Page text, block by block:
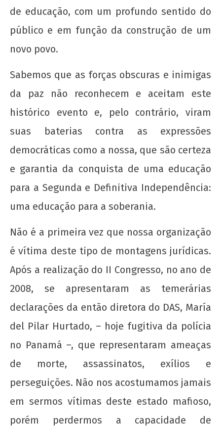
Nota Política da UJC - PARA ALÉM DA
SUSPENSÃO: Pela revogação imediata do
"Novo" Ensino Médio!
22 de
de
wp-
admin
UNE na luta: pela Universidade Popular e pelo
22 de
agosto
de
2012
admin
de educação, com um profundo sentido do
público e em função da construção de um
novo povo.
Sabemos que as forças obscuras e inimigas
da paz não reconhecem e aceitam este
histórico evento e, pelo contrário, viram
suas baterias contra as expressões
democráticas como a nossa, que são certeza
e garantia da conquista de uma educação
para a Segunda e Definitiva Independência:
uma educação para a soberania.
Não é a primeira vez que nossa organização
é vítima deste tipo de montagens jurídicas.
Após a realização do II Congresso, no ano de
2008, se apresentaram as temerárias
declarações da então diretora do DAS, María
del Pilar Hurtado, – hoje fugitiva da polícia
no Panamá –, que representaram ameaças
de morte, assassinatos, exílios e
perseguições. Não nos acostumamos jamais
em sermos vítimas deste estado mafioso,
porém perdermos a capacidade de